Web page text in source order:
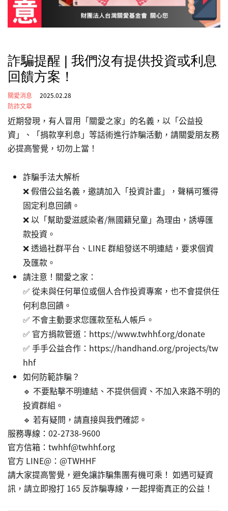
詐騙提醒 | 我們沒有提供投資或利息
回饋方案！
關愛消息
防詐文章
2025.02.28
近期發現，有人冒用「關愛之家」的名義，以「公益投
資」、「捐款享利息」等話術進行詐騙活動，請關愛朋友務
必提高警覺，切勿上當！
詐騙手法大解析
❌ 假借公益名義，邀請加入「投資計畫」，聲稱可獲得
固定利息回饋。
❌ 以「幫助愛滋感染者/無國籍兒童」為理由，誘導匯
款投資。
❌ 透過社群平台、LINE 群組發送不明連結，要求個資
及匯款。
請注意！關愛之家：
✅ 從未與任何單位或個人合作投資專案，也不會提供任
何利息回饋。
✅ 不會主動要求您匯款至私人帳戶。
✅ 官方捐款管道：https://www.twhhf.org/donate
✅ 手手公益合作：https://handhand.org/projects/tw
hhf
如何防範詐騙？
🔹 不要點擊不明連結、不提供個資、不加入來路不明的
投資群組。
🔹 若有疑問，請直接與我們確認。
服務專線：02-2738-9600
官方信箱：twhhf@twhhf.org
官方 LINE@：@TWHHF
請大家提高警覺，避免讓詐騙集團有機可乘！ 如遇可疑資
訊，請立即撥打 165 反詐騙專線，一起捍衛真正的公益！